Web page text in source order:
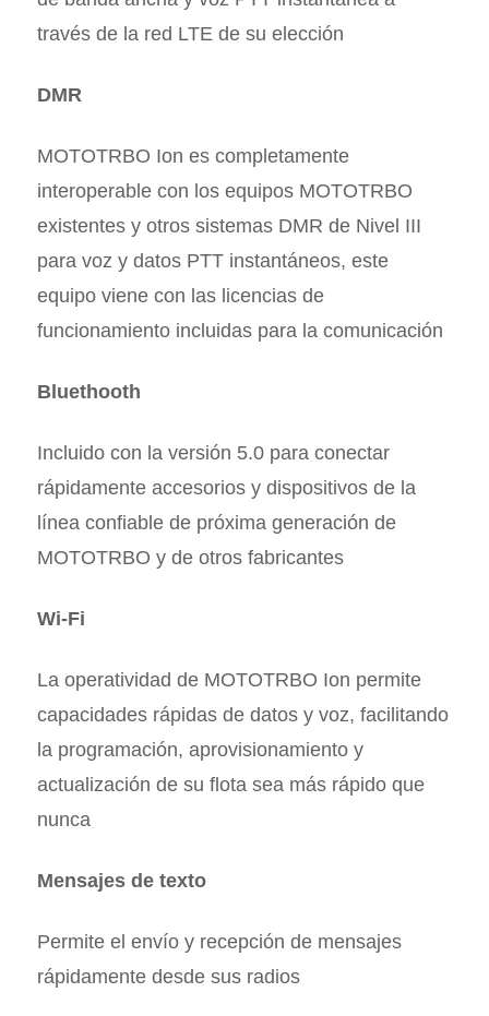
través de la red LTE de su elección
DMR
MOTOTRBO Ion es completamente
interoperable con los equipos MOTOTRBO
existentes y otros sistemas DMR de Nivel III
para voz y datos PTT instantáneos, este
equipo viene con las licencias de
funcionamiento incluidas para la comunicación
Bluethooth
Incluido con la versión 5.0 para conectar
rápidamente accesorios y dispositivos de la
línea confiable de próxima generación de
MOTOTRBO y de otros fabricantes
Wi-Fi
La operatividad de MOTOTRBO Ion permite
capacidades rápidas de datos y voz, facilitando
la programación, aprovisionamiento y
actualización de su flota sea más rápido que
nunca
Mensajes de texto
Permite el envío y recepción de mensajes
rápidamente desde sus radios